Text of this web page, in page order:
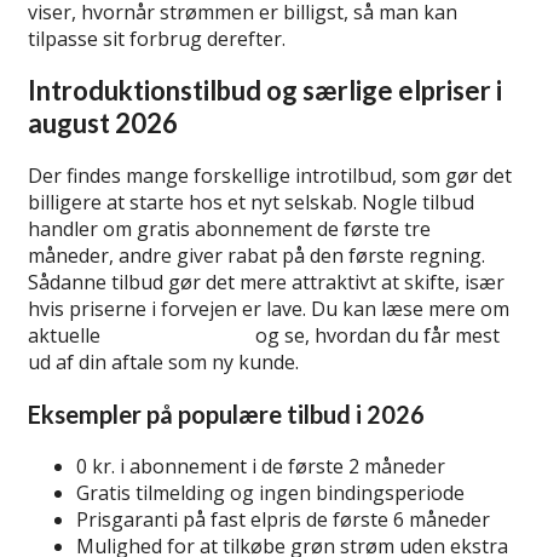
viser, hvornår strømmen er billigst, så man kan
tilpasse sit forbrug derefter.
Introduktionstilbud og særlige elpriser i
august 2026
Der findes mange forskellige introtilbud, som gør det
billigere at starte hos et nyt selskab. Nogle tilbud
handler om gratis abonnement de første tre
måneder, andre giver rabat på den første regning.
Sådanne tilbud gør det mere attraktivt at skifte, især
hvis priserne i forvejen er lave. Du kan læse mere om
aktuelle
og se, hvordan du får mest
ud af din aftale som ny kunde.
Eksempler på populære tilbud i 2026
0 kr. i abonnement i de første 2 måneder
Gratis tilmelding og ingen bindingsperiode
Prisgaranti på fast elpris de første 6 måneder
Mulighed for at tilkøbe grøn strøm uden ekstra